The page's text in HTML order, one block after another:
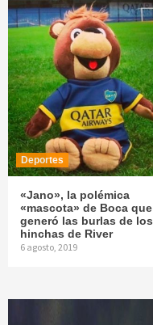
Deportes
«Jano», la polémica
«mascota» de Boca que
generó las burlas de los
hinchas de River
6 agosto, 2019